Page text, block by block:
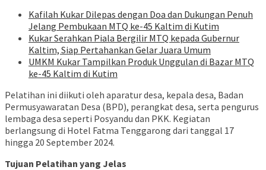
Kafilah Kukar Dilepas dengan Doa dan Dukungan Penuh
Jelang Pembukaan MTQ ke-45 Kaltim di Kutim
Kukar Serahkan Piala Bergilir MTQ kepada Gubernur
Kaltim, Siap Pertahankan Gelar Juara Umum
UMKM Kukar Tampilkan Produk Unggulan di Bazar MTQ
ke-45 Kaltim di Kutim
Pelatihan ini diikuti oleh aparatur desa, kepala desa, Badan
Permusyawaratan Desa (BPD), perangkat desa, serta pengurus
lembaga desa seperti Posyandu dan PKK. Kegiatan
berlangsung di Hotel Fatma Tenggarong dari tanggal 17
hingga 20 September 2024.
Tujuan Pelatihan yang Jelas